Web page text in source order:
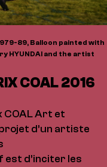
89, Balloon painted with
HYUNDAI and the artist
COAL 2016
COAL Art et
d’un artiste
est d’inciter les